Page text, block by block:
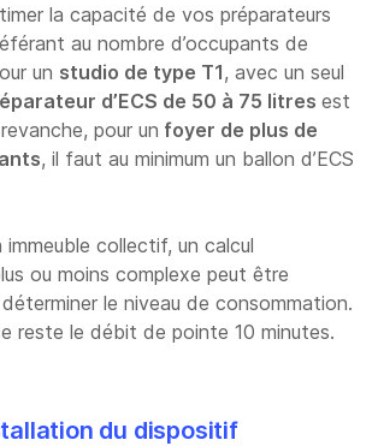
la capacité de vos préparateurs
au nombre d’occupants de
un studio de type T1, avec un seul
d’ECS de 50 à 75 litres est
pour un foyer de plus de
, il faut au minimum un ballon d’ECS
immeuble collectif, un calcul
ou moins complexe peut être
le niveau de consommation.
reste le débit de pointe 10 minutes.
du dispositif